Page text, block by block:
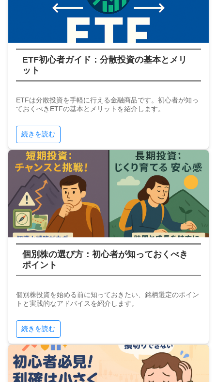
ETF初心者ガイド：分散投資の基本とメリ
ット
ETFは分散投資を手軽に行える金融商品です。初心者が知っ
ておくべきETFの基本とメリットを紹介します。
続きを読む
個別株の選び方：初心者が知っておくべき
ポイント
個別株投資を始める前に知っておきたい、銘柄選定のポイン
トと実践的なアドバイスを紹介します。
続きを読む